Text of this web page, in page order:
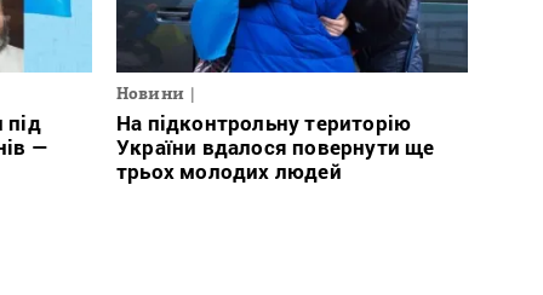
під
—
Новини
На підконтрольну територію
України вдалося повернути ще
трьох молодих людей